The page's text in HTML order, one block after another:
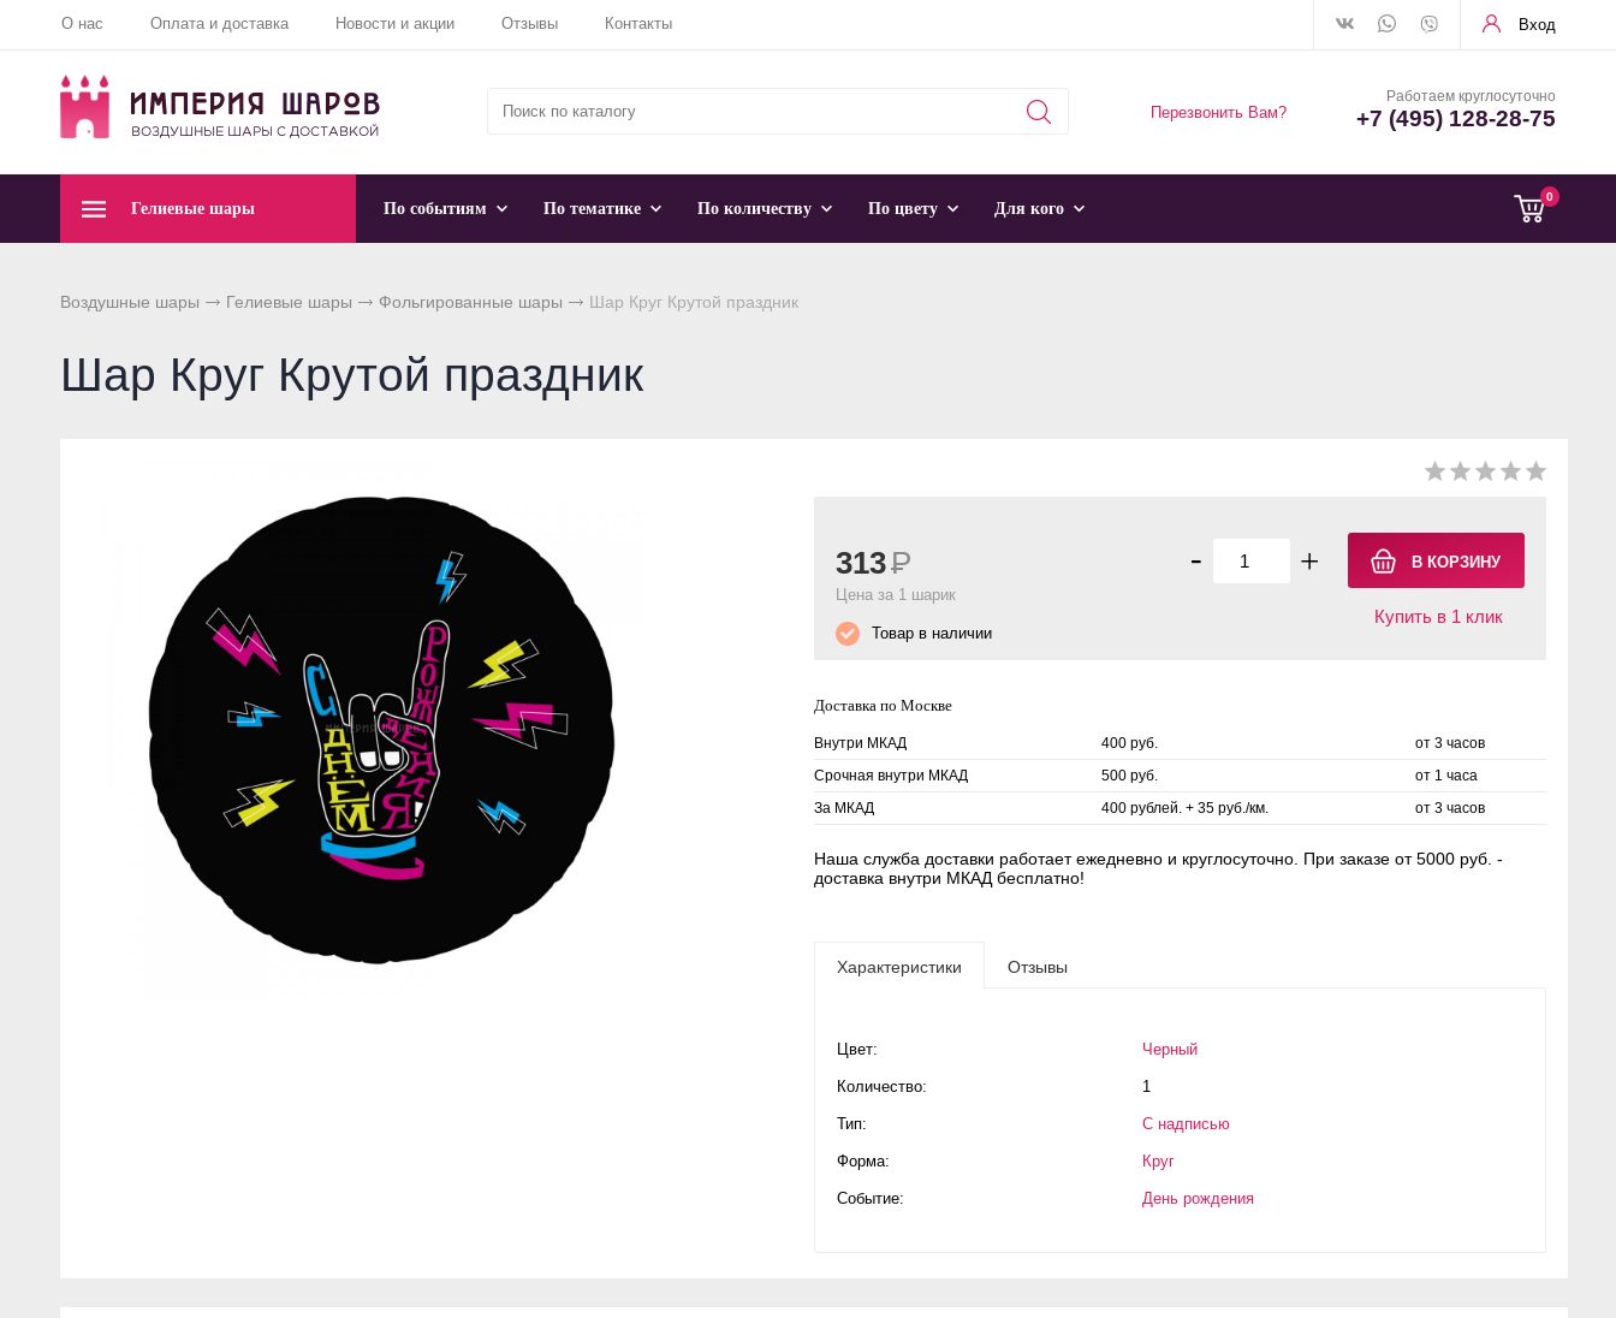
О нас Оплата и доставка Новости и акции Отзывы Контакты Вход
Перезвонить Вам?
Работаем круглосуточно
+7 (495) 128-28-75
0
Гелиевые шары По событиям По тематике По количеству По цвету Для кого
Воздушные шары Гелиевые шары Фольгированные шары Шар Круг Крутой праздник
Шар Круг Крутой праздник
- +
Купить в 1 клик
313Р
Цена за 1 шарик
Товар в наличии
Доставка по Москве
Внутри МКАД 400 руб.
от 3 часов
Срочная внутри МКАД
500 руб.
от 1 часа
За МКАД
400 рублей. + 35 руб./км. от 3 часов
Наша служба доставки работает ежедневно и круглосуточно. При заказе от 5000 руб. -
доставка внутри МКАД бесплатно!
Характеристики Отзывы
Цвет: Черный
Количество: 1
Тип: С надписью
Форма: Круг
Событие: День рождения